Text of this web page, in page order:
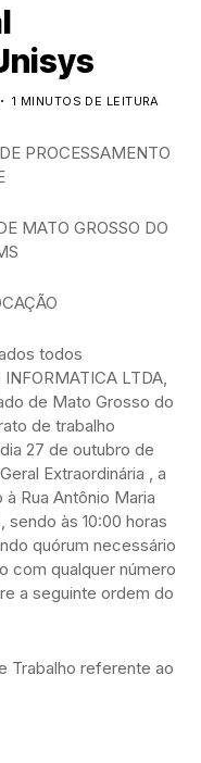
1 MINUTOS DE LEITURA
PROCESSAMENTO
MATO GROSSO DO
todos
LTDA,
de Mato Grosso do
de trabalho
27 de outubro de
Extraordinária , a
Rua Antônio Maria
sendo às 10:00 horas
quórum necessário
com qualquer número
a seguinte ordem do
Trabalho referente ao